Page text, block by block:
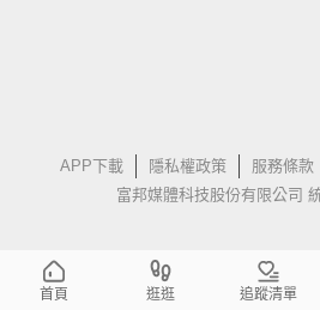
APP下載 隱私權政策 服務條款
富邦媒體科技股份有限公司
首頁 逛逛 追蹤清單